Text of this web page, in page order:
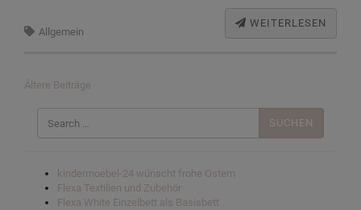
WEITERLESEN
Allgemein
Beitragsnavigation
Ältere Beiträge
Suchen
nach:
kindermoebel-24 wünscht frohe Ostern
Flexa Textilien und Zubehör
Flexa White Einzelbett als Basisbett